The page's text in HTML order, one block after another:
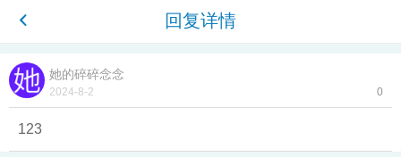
回复详情
她的碎碎念念
2024-8-2 0
123